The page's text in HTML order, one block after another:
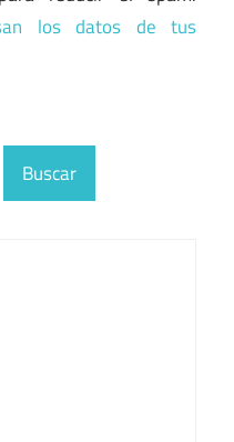
los datos de tus
Buscar